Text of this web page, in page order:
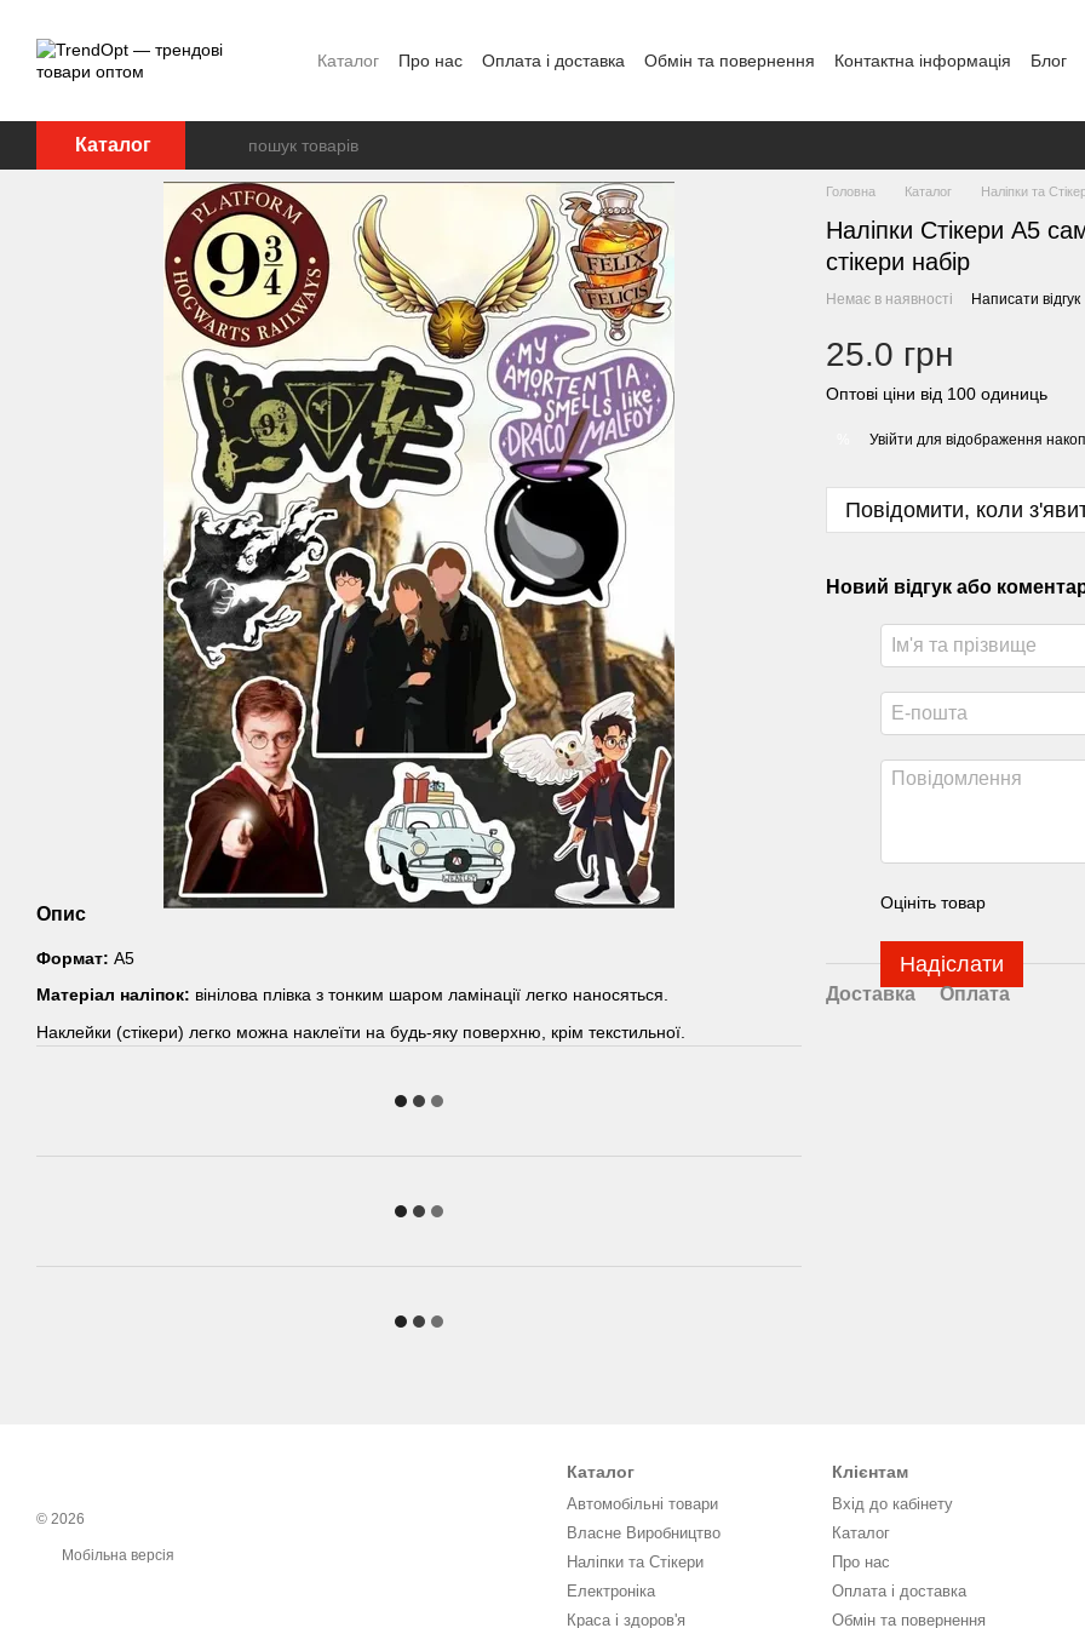
Каталог Про нас Оплата і доставка Обмін та повернення Контактна інформація Блог
Каталог
Опис
Формат: А5
Матеріал наліпок: вінілова плівка з тонким шаром ламінації легко наносяться.
Наклейки (стікери) легко можна наклеїти на будь-яку поверхню, крім текстильної.
Головна Каталог Наліпки та
Наліпки Стікери А5
стікери набір
Немає в наявності Написати відгук
25.0 грн
Оптові ціни від 100 одиниць
Увійти для відображення
Повідомити, коли
Новий відгук або
Оцініть товар
Надіслати
Доставка Оплата
© 2026
Мобільна версія
Каталог
Автомобільні товари
Власне Виробництво
Наліпки та Стікери
Електроніка
Краса і здоров'я
Клієнтам
Вхід до кабінету
Каталог
Про нас
Оплата і доставка
Обмін та повернення